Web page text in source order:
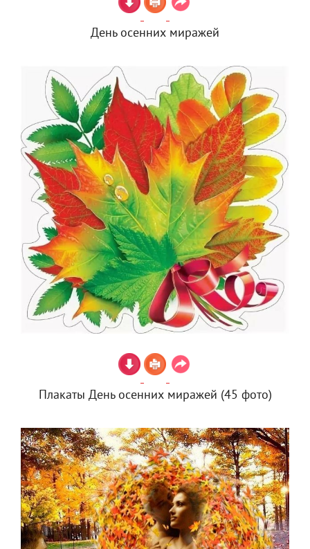
День осенних миражей
Плакаты День осенних миражей (45 фото)